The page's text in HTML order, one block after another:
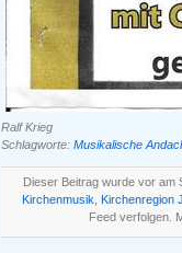
Ralf Krieg
Schlagworte: Musikalische
Dieser Beitrag wurde vor am
Kirchenmusik Kirchenregion
Feed verfolgen.